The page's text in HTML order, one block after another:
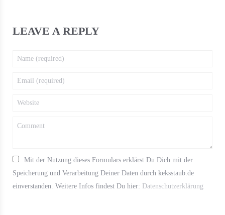
LEAVE A REPLY
Mit der Nutzung dieses Formulars erklärst Du Dich mit der
Speicherung und Verarbeitung Deiner Daten durch keksstaub.de
einverstanden. Weitere Infos findest Du hier: Datenschutzerklärung